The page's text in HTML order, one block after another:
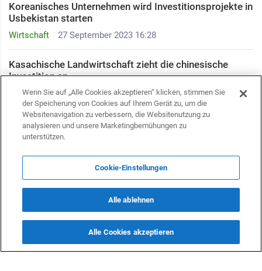
Wirtschaft 27 September 2023 16:28
Koreanisches Unternehmen wird Investitionsprojekte in
Usbekistan starten
Wirtschaft 19 September 2023 09:21
Kasachische Landwirtschaft zieht die chinesische
Investition an
China wird Zuschüsse für die Umsetzung von Projekten
in Usbekistan bereitstellen
Wirtschaft
Kasachstan wird chinesische Investoren für die
Entwicklung der Landwirtschaft anziehen
Kasachstan wird Investitionen in die Exploration und
Entwicklung neuer Gasfelder anziehen
Wenn Sie auf „Alle Cookies akzeptieren“ klicken, stimmen Sie
der Speicherung von Cookies auf Ihrem Gerät zu, um die
Websitenavigation zu verbessern, die Websitenutzung zu
analysieren und unsere Marketingbemühungen zu
unterstützen.
Cookie-Einstellungen
Alle ablehnen
Alle Cookies akzeptieren